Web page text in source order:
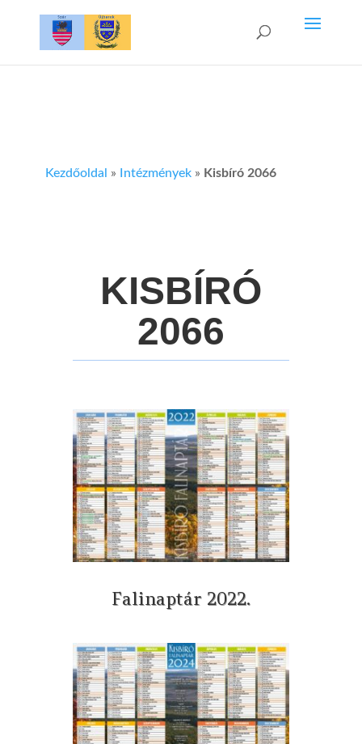
Kezdőoldal » Intézmények » Kisbíró 2066
KISBÍRÓ
2066
Falinaptár 2022.